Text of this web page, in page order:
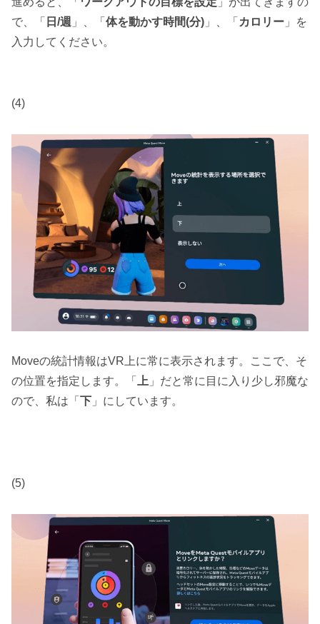
で、「 日/週 」、「 体を動かす時間(分) 」、「 カロリー 」を
入力してください。
(4)
Moveの統計情報はVR上に常に表示されます。ここで、そ
の位置を指定します。「
上 」だと常に目に入り少し邪魔な
ので、私は「 下 」にしています。
(5)